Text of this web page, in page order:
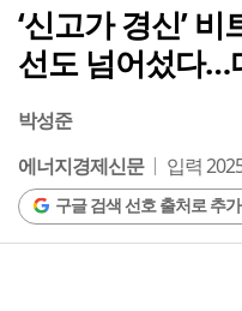
‘신고가 경신’
선도 넘어섰다…
박성준
에너지경제신문
입력
구글 검색 선호 출처로 추가